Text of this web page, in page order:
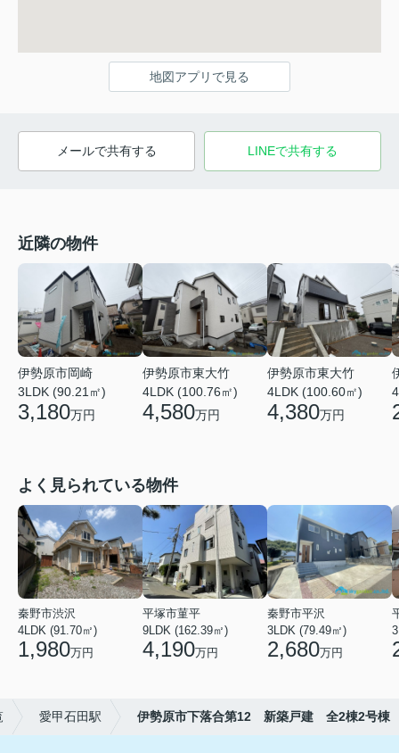
地図アプリで見る
メールで共有する LINEで共有する
近隣の物件
伊勢原市岡崎
3LDK (90.21㎡)
3,180万円
伊勢原市東大竹
4LDK (100.76㎡)
4,580万円
伊勢原市東大竹
4LDK (100.60㎡)
4,380万円
よく見られている物件
秦野市渋沢
4LDK (91.70㎡)
1,980万円
平塚市菫平
9LDK (162.39㎡)
4,190万円
秦野市平沢
3LDK (79.49㎡)
2,680万円
愛甲石田駅 伊勢原市下落合第12 新築戸建 全2棟2号棟